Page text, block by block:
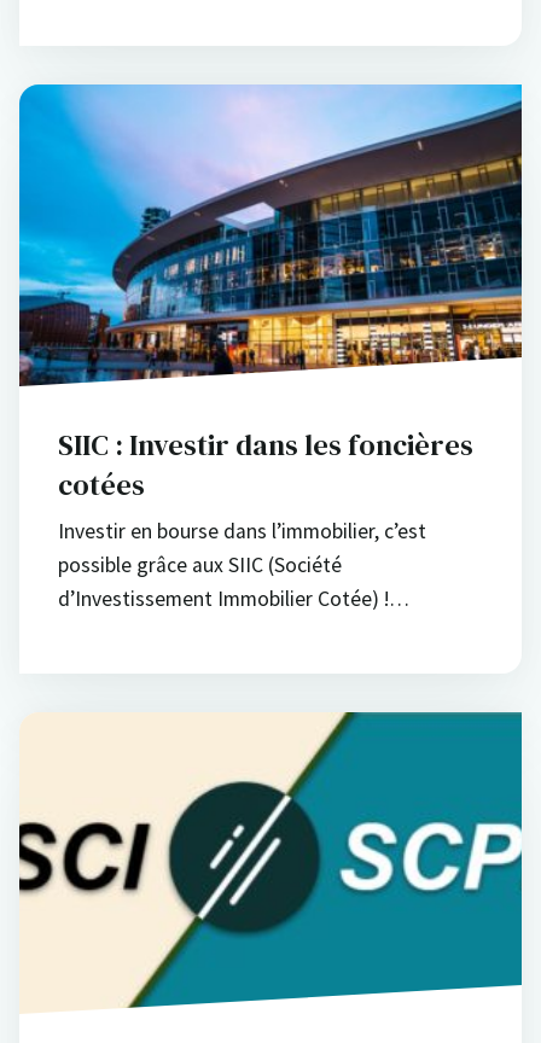
SIIC : Investir dans les foncières
cotées
Investir en bourse dans l’immobilier, c’est
possible grâce aux SIIC (Société
d’Investissement Immobilier Cotée) !…